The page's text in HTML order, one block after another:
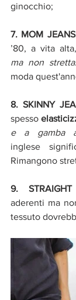
ginocchio;
7. MOM JEANS
’80, a vita
ma non stretta
moda
8. SKINNY
spesso
e a gamba
inglese
Rimangono
9.
aderenti ma
tessuto